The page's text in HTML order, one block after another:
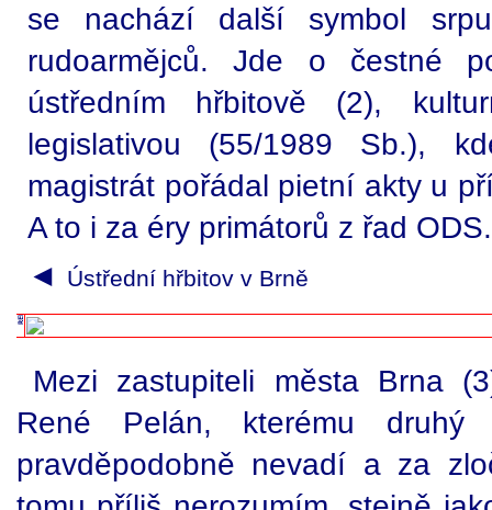
se nachází další symbol
rudoarmějců. Jde o čestné
ústředním hřbitově (2),
legislativou (55/1989 Sb.),
magistrát pořádal pietní akty u
A to i za éry primátorů z řad ODS.
◄ Ústřední hřbitov v Brně
Mezi zastupiteli města Brna
René Pelán, kterému
pravděpodobně nevadí a za